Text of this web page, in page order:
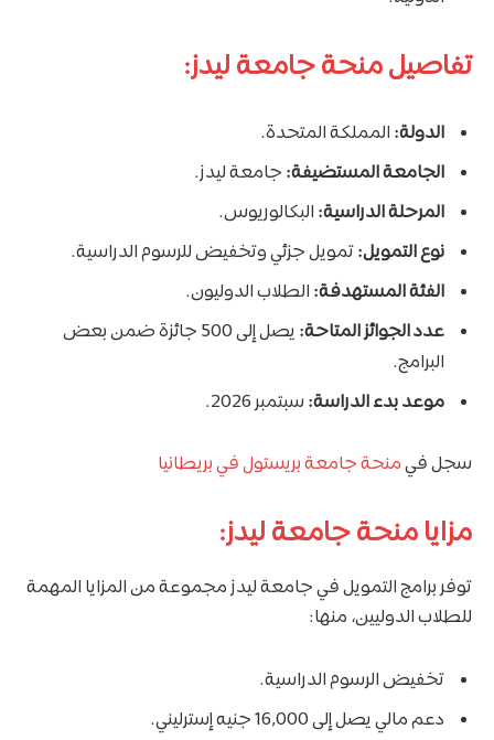
تفاصيل منحة جامعة ليدز:
الدولة: المملكة المتحدة.
الجامعة المستضيفة: جامعة ليدز.
المرحلة الدراسية: البكالوريوس.
نوع التمويل:تمويل جزئي وتخفيض للرسوم الدراسية.
الفئة المستهدفة: الطلاب الدوليون.
عدد الجوائز المتاحة:
يصل إلى 500 جائزة ضمن بعض
البرامج.
موعد بدء الدراسة: سبتمبر 2026.
سجل فيمنحة جامعة بريستول في بريطانيا
مزايا منحة جامعة ليدز:
توفر برامج التمويل في جامعة ليدز مجموعة من المزايا المهمة
للطلاب الدوليين، منها:
تخفيض الرسوم الدراسية.
دعم مالي يصل إلى 16,000 جنيه إسترليني.